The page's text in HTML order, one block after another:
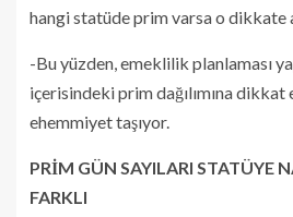
hangi statüde prim varsa o dikkate
-Bu yüzden, emeklilik planlaması
içerisindeki prim dağılımına
ehemmiyet taşıyor.
PRİM GÜN SAYILARI STATÜYE
FARKLI